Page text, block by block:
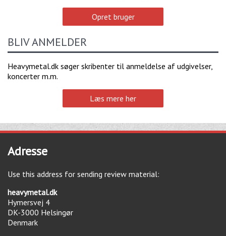
Opret bruger
BLIV ANMELDER
Heavymetal.dk søger skribenter til anmeldelse af udgivelser,
koncerter m.m.
Læs mere her
Adresse
Use this address for sending review material:
heavymetal.dk
Hymersvej 4
DK-3000 Helsingør
Denmark